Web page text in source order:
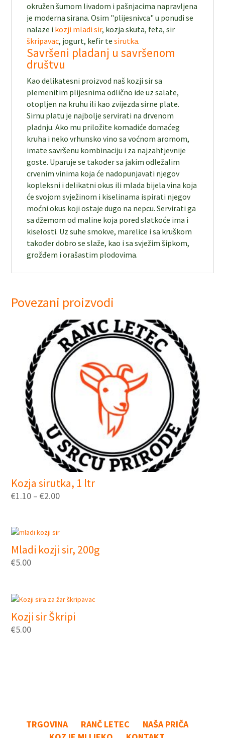
okružen šumom livadom i pašnjacima napravljena
je moderna sirana. Osim "plijesnivca" u ponudi se
nalaze i kozji mladi sir, kozja skuta, feta, sir
škripavac, jogurt, kefir tesirutka.
Savršeni pladanj u savršenom
društvu
Kao delikatesni proizvod naš kozji sir sa
plemenitim plijesnima odlično ide uz salate,
otopljen na kruhu ili kao zvijezda sirne plate.
Sirnu platu je najbolje servirati na drvenom
pladnju. Ako mu priložite komadiće domaćeg
kruha i neko vrhunsko vino sa voćnom aromom,
imate savršenu kombinaciju i za najzahtjevnije
goste. Uparuje se također sa jakim odležalim
crvenim vinima koja će nadopunjavati njegov
kopleksni i delikatni okus ili mlada bijela vina koja
će svojom svježinom i kiselinama ispirati njegov
moćni okus koji ostaje dugo na nepcu. Servirati ga
sa džemom od maline koja pored slatkoće ima i
kiselosti. Uz suhe smokve, marelice i sa kruškom
također dobro se slaže, kao i sa svježim šipkom,
grožđem i orašastim plodovima.
Povezani proizvodi
Kozja sirutka, 1 ltr
€1.10 –€2.00
Mladi kozji sir, 200g
€5.00
Kozji sir Škripi
€5.00
TRGOVINA RANČ LETEC
NAŠA PRIČA